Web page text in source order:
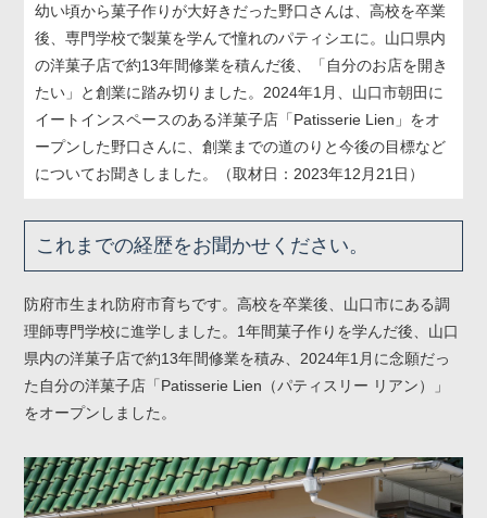
幼い頃から菓子作りが大好きだった野口さんは、高校を卒業
後、専門学校で製菓を学んで憧れのパティシエに。山口県内
の洋菓子店で約13年間修業を積んだ後、「自分のお店を開き
たい」と創業に踏み切りました。2024年1月、山口市朝田に
イートインスペースのある洋菓子店「Patisserie Lien」をオ
ープンした野口さんに、創業までの道のりと今後の目標など
についてお聞きしました。（取材日：2023年12月21日）
これまでの経歴をお聞かせください。
防府市生まれ防府市育ちです。高校を卒業後、山口市にある調
理師専門学校に進学しました。1年間菓子作りを学んだ後、山口
県内の洋菓子店で約13年間修業を積み、2024年1月に念願だっ
た自分の洋菓子店「Patisserie Lien（パティスリー リアン）」
をオープンしました。